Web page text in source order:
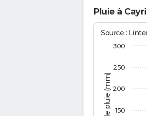
Pluie à
Source :
150
200
250
300